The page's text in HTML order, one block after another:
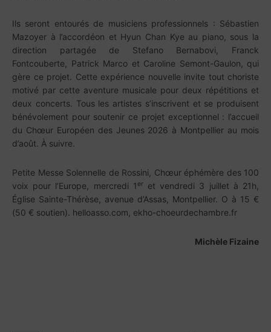
Ils seront entourés de musiciens professionnels : Sébastien
Mazoyer à l’accordéon et Hyun Chan Kye au piano, sous la
direction partagée de Stefano Bernabovi, Franck
Fontcouberte, Patrick Marco et Caroline Semont-Gaulon, qui
gère ce projet. Cette expérience nouvelle invite tout choriste
motivé par cette aventure musicale pour deux répétitions et
deux concerts. Tous les artistes s’inscrivent et se produisent
bénévolement pour soutenir ce projet exceptionnel : l’accueil
du Chœur Européen des Jeunes 2026 à Montpellier au mois
d’août. À suivre.
Petite Messe Solennelle de Rossini, Chœur éphémère des 100
voix pour l’Europe, mercredi 1 eret vendredi 3 juillet à 21h,
Église Sainte-Thérèse, avenue d’Assas, Montpellier. O à 15 €
(50 € soutien). helloasso.com, ekho-choeurdechambre.fr
Michèle Fizaine